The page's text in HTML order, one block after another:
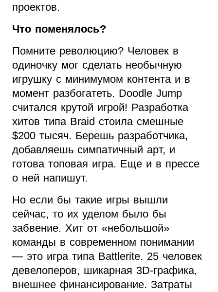
проектов.
Что поменялось?
Помните революцию? Человек в
одиночку мог сделать необычную
игрушку с минимумом контента и в
момент разбогатеть. Doodle Jump
считался крутой игрой! Разработка
хитов типа Braid стоила смешные
$200 тысяч. Берешь разработчика,
добавляешь симпатичный арт, и
готова топовая игра. Еще и в прессе
о ней напишут.
Но если бы такие игры вышли
сейчас, то их уделом было бы
забвение. Хит от «небольшой»
команды в современном понимании
— это игра типа Battlerite. 25 человек
девелоперов, шикарная 3D-графика,
внешнее финансирование. Затраты